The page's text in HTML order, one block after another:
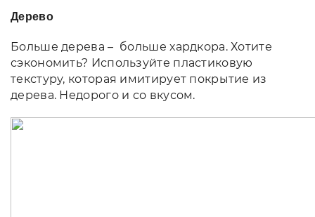
Дерево
Больше дерева – больше хардкора. Хотите
сэкономить? Используйте пластиковую
текстуру, которая имитирует покрытие из
дерева. Недорого и со вкусом.